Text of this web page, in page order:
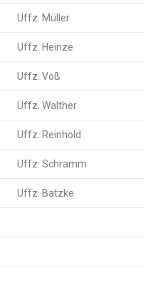
Uffz. Müller
Uffz. Heinze
Uffz. Voß
Uffz. Walther
Uffz. Reinhold
Uffz. Schramm
Uffz. Batzke